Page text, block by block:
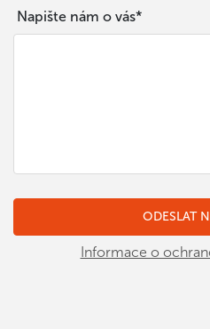
Napište nám o vás*
Informace o